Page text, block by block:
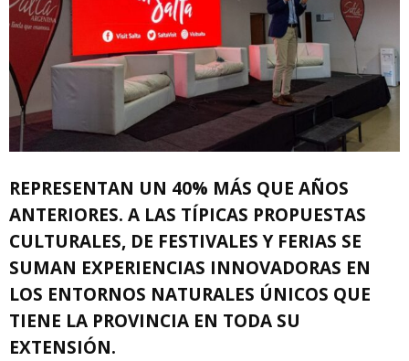
REPRESENTAN UN 40% MÁS QUE AÑOS
ANTERIORES. A LAS TÍPICAS PROPUESTAS
CULTURALES, DE FESTIVALES Y FERIAS SE
SUMAN EXPERIENCIAS INNOVADORAS EN
LOS ENTORNOS NATURALES ÚNICOS QUE
TIENE LA PROVINCIA EN TODA SU
EXTENSIÓN.